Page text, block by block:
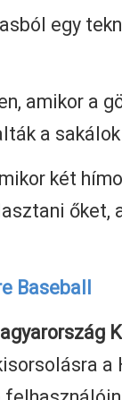
egy
amikor a
a
két
őket,
a